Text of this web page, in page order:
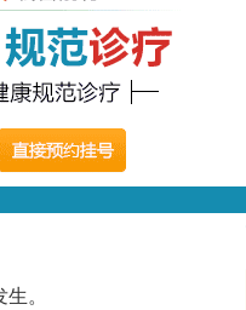
妻感情出现裂痕，
梦等，心里负担加
。